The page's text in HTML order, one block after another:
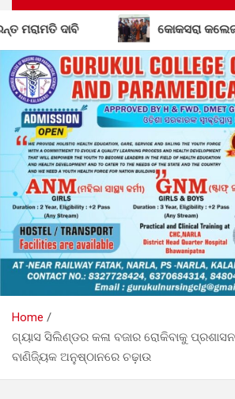
କୋକସରା କଲେଜରେ ଅବସର ପ୍ରାପ୍ତ
Home
ଗ୍ୟାସ ସିଲିଣ୍ଡର କଳା ବଜାର ରୋକିବାକୁ
ବାଣିଜ୍ୟିକ ଅନୁଷ୍ଠାନରେ ଚଢ଼ାଉ